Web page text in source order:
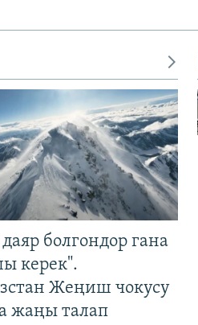
болгондор гана
керек".
Жеңиш чокусу
жаңы талап